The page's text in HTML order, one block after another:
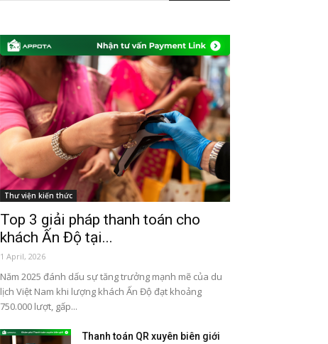
Thư viện kiến thức
Top 3 giải pháp thanh toán cho
khách Ấn Độ tại...
1 April, 2026
Năm 2025 đánh dấu sự tăng trưởng mạnh mẽ của du
lịch Việt Nam khi lượng khách Ấn Độ đạt khoảng
750.000 lượt, gấp...
Thanh toán QR xuyên biên giới